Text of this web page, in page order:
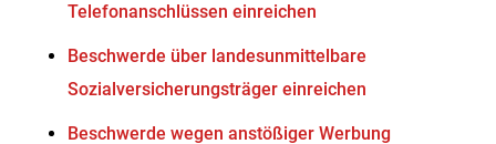
Telefonanschlüssen einreichen
Beschwerde über landesunmittelbare
Sozialversicherungsträger einreichen
Beschwerde wegen anstößiger Werbung